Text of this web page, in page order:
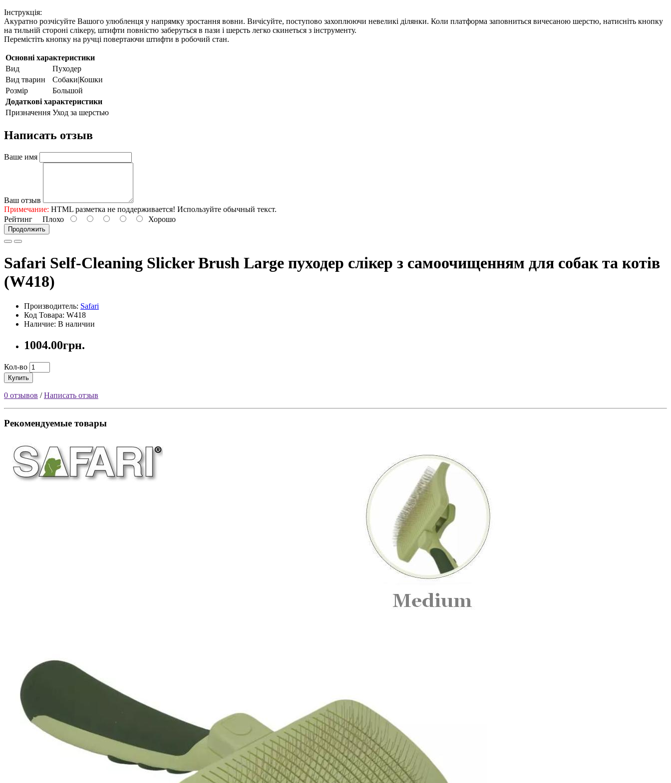
Інструкція:
Акуратно розчісуйте Вашого улюбленця у напрямку зростання вовни. Вичісуйте, поступово захоплюючи невеликі ділянки. Коли платформа заповниться вичесаною шерстю, натисніть кнопку
на тильній стороні слікеру, штифти повністю заберуться в пази і шерсть легко скинеться з інструменту.
Перемістіть кнопку на ручці повертаючи штифти в робочий стан.
Основні характеристики
Вид
Пуходер
Вид тварин
Собаки|Кошки
Розмір
Большой
Додаткові характеристики
Призначення Уход за шерстью
Написать отзыв
Ваше имя
Ваш отзыв
Примечание: HTML разметка не поддерживается! Используйте обычный текст.
Рейтинг Плохо Хорошо
Продолжить
Safari Self-Cleaning Slicker Brush Large пуходер слікер з самоочищенням для собак та котів
(W418)
Производитель: Safari
Код Товара: W418
Наличие: В наличии
1004.00грн.
Кол-во
Купить
0 отзывов /Написать отзыв
Рекомендуемые товары